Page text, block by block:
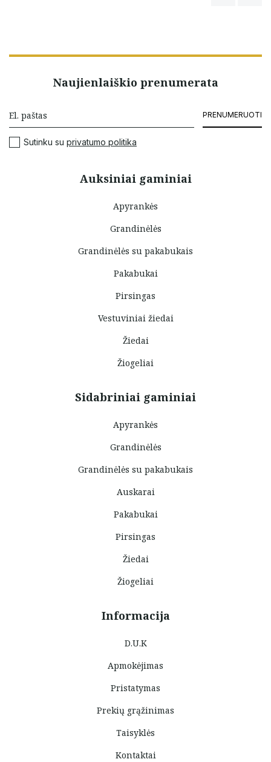
Auksiniai gaminiai
Apyrankės
Grandinėlės
Grandinėlės su pakabukais
Pakabukai
Pirsingas
Vestuviniai žiedai
Žiedai
Žiogeliai
Sidabriniai gaminiai
Apyrankės
Grandinėlės
Grandinėlės su pakabukais
Auskarai
Pakabukai
Pirsingas
Žiedai
Žiogeliai
Informacija
D.U.K
Apmokėjimas
Pristatymas
Prekių grąžinimas
Taisyklės
Kontaktai
Naujienlaiškio prenumerata
PRENUMERUOTI
Sutinku su privatumo politika